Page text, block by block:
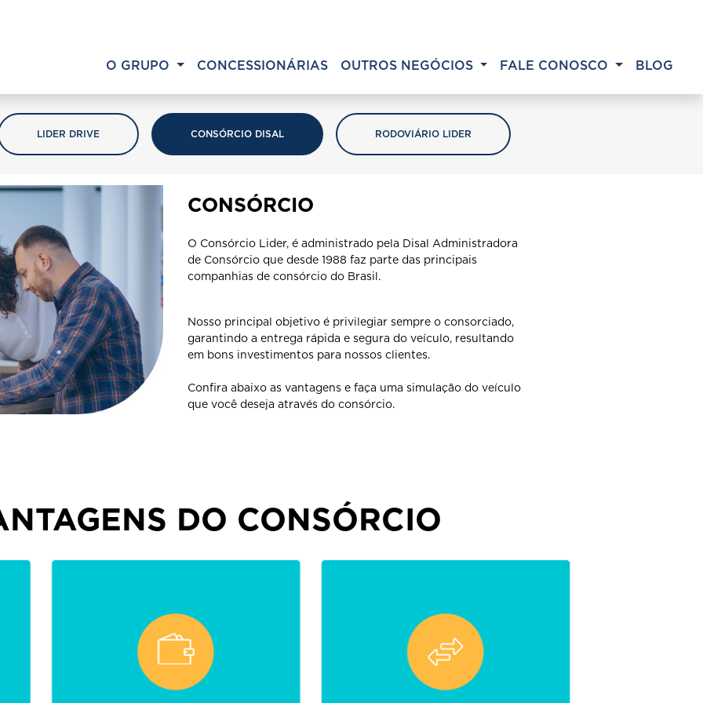
O GRUPO CONCESSIONÁRIAS OUTROS NEGÓCIOS FALE CONOSCO BLOG
LIDER DRIVE CONSÓRCIO DISAL RODOVIÁRIO LIDER
CONSÓRCIO
O Consórcio Lider, é administrado pela Disal Administradora
de Consórcio que desde 1988 faz parte das principais
companhias de consórcio do Brasil.
Nosso principal objetivo é privilegiar sempre o consorciado,
garantindo a entrega rápida e segura do veículo, resultando
em bons investimentos para nossos clientes.
Confira abaixo as vantagens e faça uma simulação do veículo
que você deseja através do consórcio.
DO CONSÓRCIO